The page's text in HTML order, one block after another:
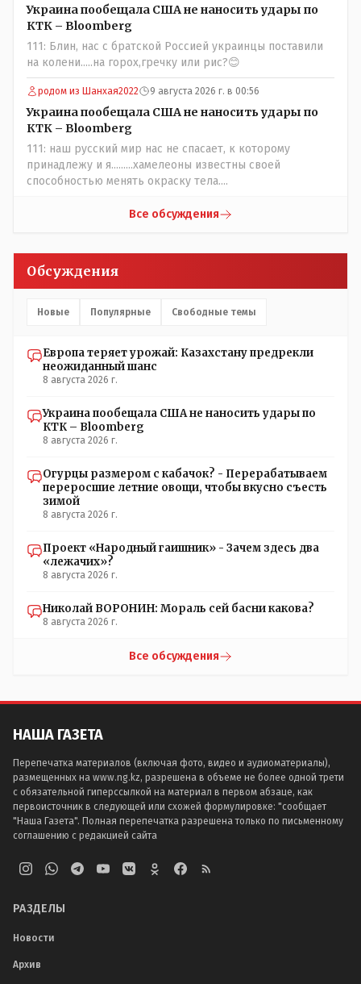
дружащих с школьными курсами предметов, в
частности биологии и математики. Vlad Kostanai: Поэтому
люди и отказываются и я в том числе своих не
прививал.Лично я вам и тем другим людям благодарен.
Добровольные действия направленные на сокращение
частотности появления в популяции соответствующих
комбинаций генов заслуживают благодарности. Мы и
без того основательно загубили нормальный
естественный отбор.
Украина пообещала США не наносить удары по
КТК – Bloomberg
111: Блин, нас с братской Россией украинцы поставили
на колени.....на горох,гречку или рис?😊
родом из Шанхая2022 9 августа 2026 г. в 00:56
Украина пообещала США не наносить удары по
КТК – Bloomberg
111: наш русский мир нас не спасает, к которому
принадлежу и я.........хамелеоны известны своей
способностью менять окраску тела....
Все обсуждения
Обсуждения
Новые Популярные Свободные темы
Европа теряет урожай: Казахстану предрекли
неожиданный шанс
8 августа 2026 г.
Украина пообещала США не наносить удары по
КТК – Bloomberg
8 августа 2026 г.
Огурцы размером с кабачок? - Перерабатываем
переросшие летние овощи, чтобы вкусно съесть
зимой
8 августа 2026 г.
Проект «Народный гаишник» - Зачем здесь два
«лежачих»?
8 августа 2026 г.
Николай ВОРОНИН: Мораль сей басни какова?
8 августа 2026 г.
Все обсуждения
НАША ГАЗЕТА
Перепечатка материалов (включая фото, видео и аудиоматериалы),
размещенных на www.ng.kz, разрешена в объеме не более одной трети
с обязательной гиперссылкой на материал в первом абзаце, как
первоисточник в следующей или схожей формулировке: "сообщает
"Наша Газета". Полная перепечатка разрешена только по письменному
соглашению с редакцией сайта
РАЗДЕЛЫ
Новости
Архив